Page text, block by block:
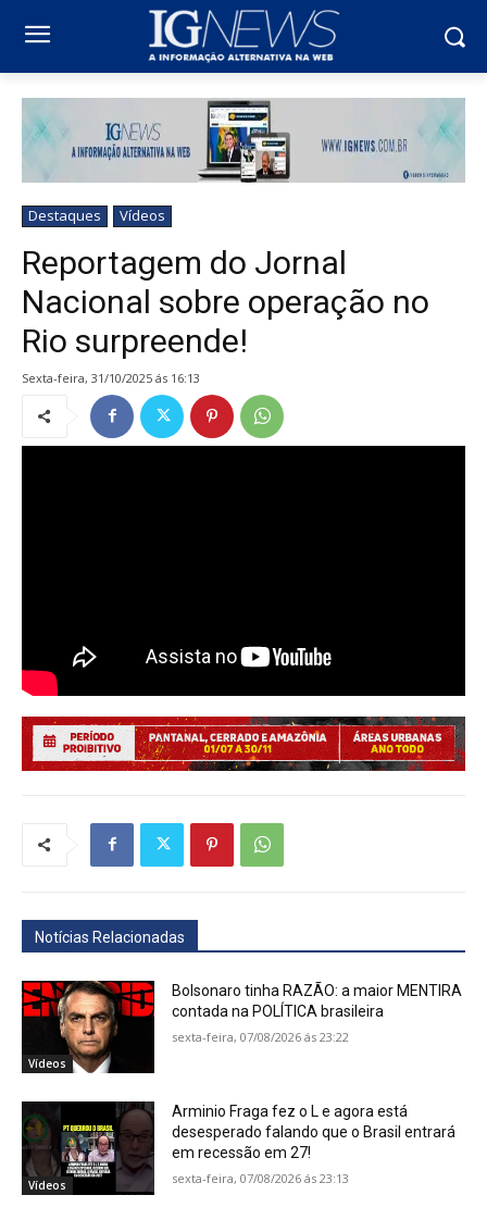
Destaques Vídeos
Reportagem do Jornal
Nacional sobre operação no
Rio surpreende!
sexta-feira, 31/10/2025 ás 16:13
Notícias Relacionadas
Vídeos
Bolsonaro tinha RAZÃO: a maior MENTIRA
contada na POLÍTICA brasileira
sexta-feira, 07/08/2026 ás 23:22
Vídeos
Arminio Fraga fez o L e agora está
desesperado falando que o Brasil entrará
em recessão em 27!
sexta-feira, 07/08/2026 ás 23:13